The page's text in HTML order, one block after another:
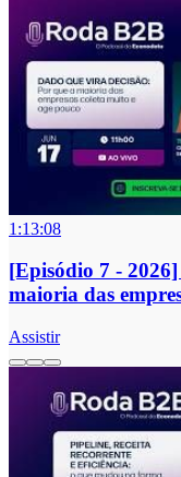
1:13:08
[Episódio 7 -
maioria das
Assistir